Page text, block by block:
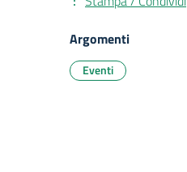
Argomenti
Eventi